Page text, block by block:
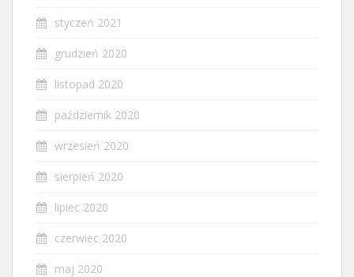
styczeń 2021
grudzień 2020
listopad 2020
październik 2020
wrzesień 2020
sierpień 2020
lipiec 2020
czerwiec 2020
maj 2020